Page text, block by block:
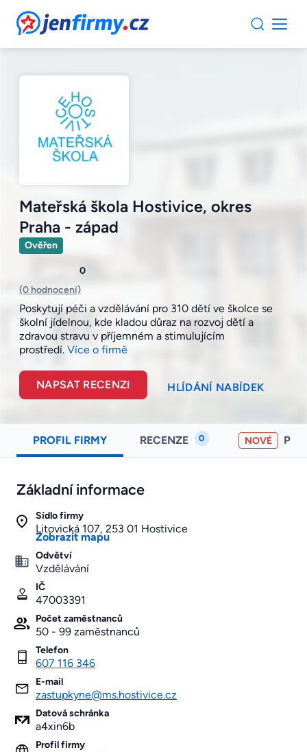
JenFirmy.cz
Mateřská škola Hostivice, okres
Praha - západ
Ověřen
0
(0 hodnocení)
Poskytují péči a vzdělávání pro 310 dětí ve školce se
školní jídelnou, kde kladou důraz na rozvoj dětí a
zdravou stravu v příjemném a stimulujícím
prostředí. Více o firmě
NAPSAT RECENZI HLÍDÁNÍ NABÍDEK
PROFIL FIRMY RECENZE 0 NOVÉ
Základní informace
Sídlo firmy
Litovická 107, 253 01 Hostivice
Zobrazit mapu
Odvětví
Vzdělávání
IČ
47003391
Počet zaměstnanců
50 - 99 zaměstnanců
Telefon
607 116 346
E-mail
zastupkyne@ms.hostivice.cz
Datová schránka
a4xin6b
Profil firmy